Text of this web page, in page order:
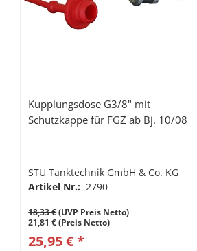
Kupplungsdose G3/8" mit
Schutzkappe für FGZ ab Bj. 10/08
STU Tanktechnik GmbH & Co. KG
Artikel Nr.: 2790
18,33 €(UVP Preis Netto)
21,81 € (Preis Netto)
25,95 € *